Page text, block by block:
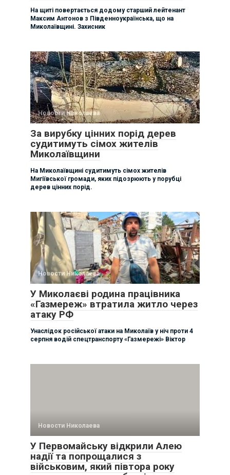
На щиті повертається додому старший лейтенант
Максим Антонов з Південноукраїнська, що на
Миколаївщині. Захисник
Новости Николаева
За вирубку цінних порід дерев
судитимуть сімох жителів
Миколаївщини
На Миколаївщині судитимуть сімох жителів
Мигіївської громади, яких підозрюють у порубці
дерев цінних порід.
Новости Николаева
У Миколаєві родина працівника
«Газмереж» втратила житло через
атаку РФ
Унаслідок російської атаки на Миколаїв у ніч проти 4
серпня водій спецтранспорту «Газмережі» Віктор
Новости Николаева
У Первомайську відкрили Алею
надії та попрощалися з
військовим, який півтора року